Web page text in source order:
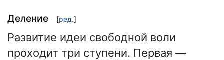
Деление [ред.]
Развитие идеи свободной воли
проходит три ступени. Первая —